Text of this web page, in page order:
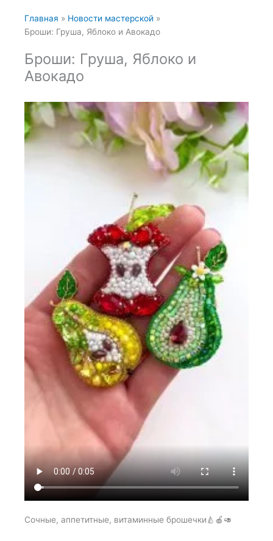
Главная
Новости мастерской
Броши: Груша, Яблоко и Авокадо
Броши: Груша, Яблоко и
Авокадо
Сочные, аппетитные, витаминные брошечки🍐🍎🥑